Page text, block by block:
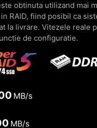
obtinuta utilizand mai
RAID, fiind posibil ca
la livrare. Vitezele reale
de configuratie.
MB/s
MB/s